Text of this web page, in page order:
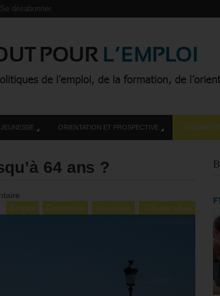
Se désabonner
JEUNESSE ORIENTATION ET PROSPECTIVE TRIBUNE
64 ans ?
Emploi
Formation Jeunesse Tribune Libre